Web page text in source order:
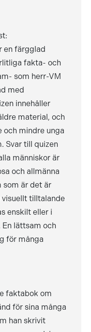
en färgglad
fakta- och
som herr-VM
med
innehåller
material, och
och mindre unga
Svar till quizen
människor är
och allmänna
som är det är
visuellt tilltalande
enskilt eller i
lättsam och
för många
faktabok om
för sina många
han skrivit